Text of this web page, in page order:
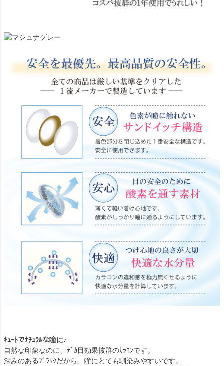
ｷｭｰﾄでﾅﾁｭﾗﾙな瞳に♪
自然な印象なのに、ﾃﾞｶ目効果抜群のｶﾗｺﾝです。
深みのあるﾌﾞﾗｯｸだから、瞳にとても馴染みやすいです。